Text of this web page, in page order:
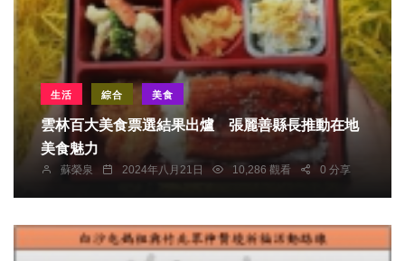
生活 綜合 美食
雲林百大美食票選結果出爐 張麗善縣長推動在地
美食魅力
蘇榮泉 2024年八月21日 10,286 觀看 0 分享